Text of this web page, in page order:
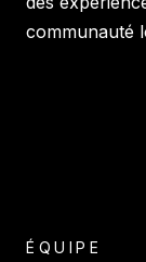
communauté
ÉQUIPE